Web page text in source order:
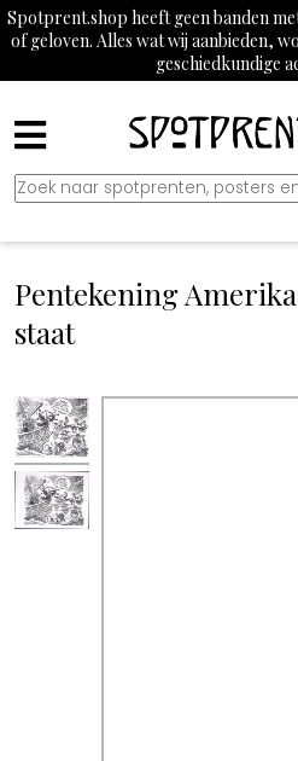
Spotprent.shop heeft geen banden
of geloven. Alles wat wij aanbieden,
geschiedkundige
Pentekening
staat